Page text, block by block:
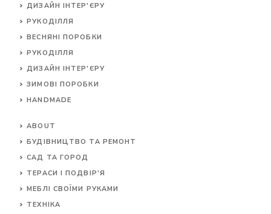
ДИЗАЙН ІНТЕР'ЄРУ
РУКОДІЛЛЯ
ВЕСНЯНІ ПОРОБКИ
РУКОДІЛЛЯ
ДИЗАЙН ІНТЕР'ЄРУ
ЗИМОВІ ПОРОБКИ
HANDMADE
ABOUT
БУДІВНИЦТВО ТА РЕМОНТ
САД ТА ГОРОД
ТЕРАСИ І ПОДВІР'Я
МЕБЛІ СВОЇМИ РУКАМИ
ТЕХНІКА